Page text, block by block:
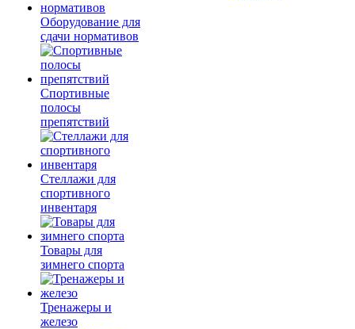
Оборудование для
сдачи нормативов
Спортивные
полосы
препятствий
Стеллажи для
спортивного
инвентаря
Товары для
зимнего спорта
Тренажеры и
железо